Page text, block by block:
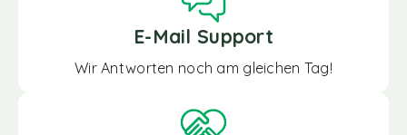
E-Mail Support
Wir Antworten noch am gleichen Tag!